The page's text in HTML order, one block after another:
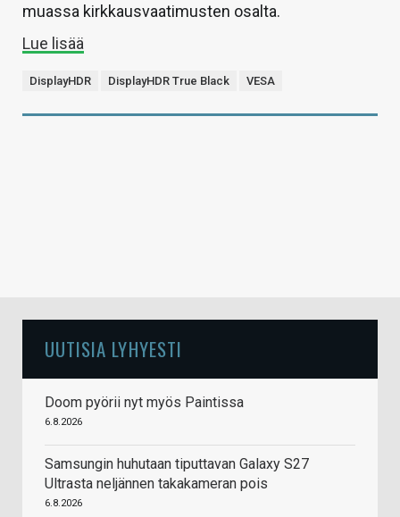
muassa kirkkausvaatimusten osalta.
Lue lisää
DisplayHDR DisplayHDR True Black VESA
UUTISIA LYHYESTI
Doom pyörii nyt myös Paintissa
6.8.2026
Samsungin huhutaan tiputtavan Galaxy S27
Ultrasta neljännen takakameran pois
6.8.2026